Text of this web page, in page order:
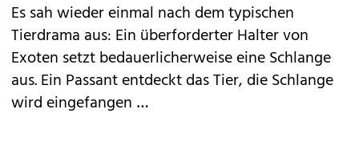
Es sah wieder einmal nach dem typischen
Tierdrama aus: Ein überforderter Halter von
Exoten setzt bedauerlicherweise eine Schlange
aus. Ein Passant entdeckt das Tier, die Schlange
wird eingefangen …